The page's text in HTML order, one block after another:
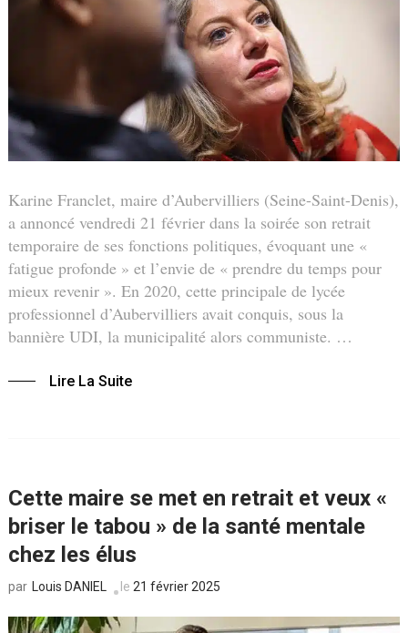
Karine Franclet, maire d’Aubervilliers (Seine-Saint-Denis),
a annoncé vendredi 21 février dans la soirée son retrait
temporaire de ses fonctions politiques, évoquant une «
fatigue profonde » et l’envie de « prendre du temps pour
mieux revenir ». En 2020, cette principale de lycée
professionnel d’Aubervilliers avait conquis, sous la
bannière UDI, la municipalité alors communiste. …
Lire La Suite
Cette maire se met en retrait et veux «
briser le tabou » de la santé mentale
chez les élus
par Louis DANIEL le 21 février 2025